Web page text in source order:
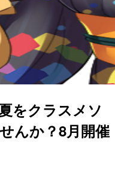
をクラスメソ
んか？8月開催